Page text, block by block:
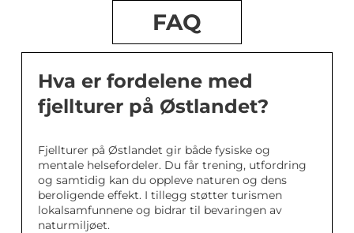
FAQ
Hva er fordelene med
fjellturer på Østlandet?
Fjellturer på Østlandet gir både fysiske og
mentale helsefordeler. Du får trening, utfordring
og samtidig kan du oppleve naturen og dens
beroligende effekt. I tillegg støtter turismen
lokalsamfunnene og bidrar til bevaringen av
naturmiljøet.